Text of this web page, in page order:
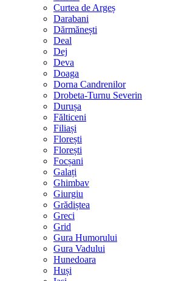
Curtea de Argeș
Darabani
Dărmănești
Deal
Dej
Deva
Doaga
Dorna Candrenilor
Drobeta-Turnu Severin
Durușa
Fălticeni
Filiași
Florești
Florești
Focșani
Galați
Ghimbav
Giurgiu
Grădiștea
Greci
Grid
Gura Humorului
Gura Vadului
Hunedoara
Huși